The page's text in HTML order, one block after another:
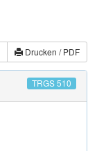
Drucken / PDF
TRGS 510